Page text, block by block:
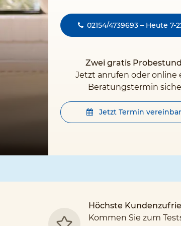
Zwei gratis
Jetzt anrufen oder online
Beratungstermin
02154/4739693 – Heute 7-
Jetzt Termin
Höchste
Kommen Sie zum